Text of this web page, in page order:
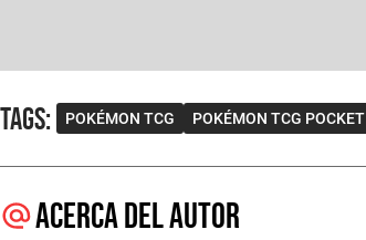
Tags: POKÉMON TCG POKÉMON TCG POCKET
Acerca del autor